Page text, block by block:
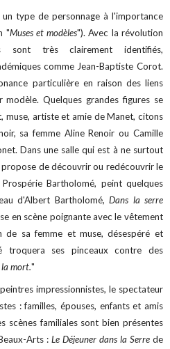
un type de personnage à l'importance
"Muses et modèles"). Avec la révolution
sont très clairement identifiés,
comme Jean-Baptiste Corot.
particulière en raison des liens
Quelques grandes figures se
artiste et amie de Manet, citons
sa femme Aline Renoir ou Camille
Dans une salle qui est à ne surtout
propose de découvrir ou redécouvrir le
Bartholomé, peint quelques
d'Albert Bartholomé, Dans la serre
en scène poignante avec le vêtement
sa femme et muse, désespéré et
troquera ses pinceaux contre des
la mort."
impressionnistes, le spectateur
: familles, épouses, enfants et amis
scènes familiales sont bien présentes
Arts : Le Déjeuner dans la Serrede